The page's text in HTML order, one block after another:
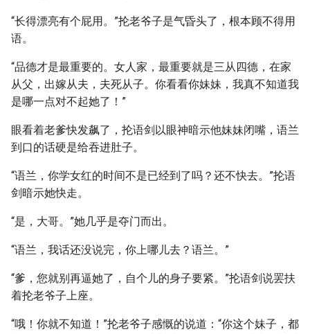
“长得漂亮有个屁用。”抡老爷子是气昏头了，根本顾不得用
语。
“品德才是最重要的。女人家，最重要就是三从四德，在家
从父，出嫁从夫，夫死从子。你看看你妹妹，我真不知道我
是哪一点对不起她了！”
眼看着老爹快发飙了，抡语剑以眼神暗示他妹妹闭嘴，语兰
到口的话硬是给吞进肚子。
“语兰，你学女红的时间不是已经到了吗？还不快去。”抡语
剑暗示她快走。
“是，大哥。”她几乎是夺门而出。
“语兰，我话还没说完，你上哪儿去？语兰。”
“爹，您就别再逼她了，自个儿的身子要紧。”抡语剑说罢扶
着抡老爷子上座。
“哦！你就不知道！”抡老爷子感慨的说道：“你这个妹子，都